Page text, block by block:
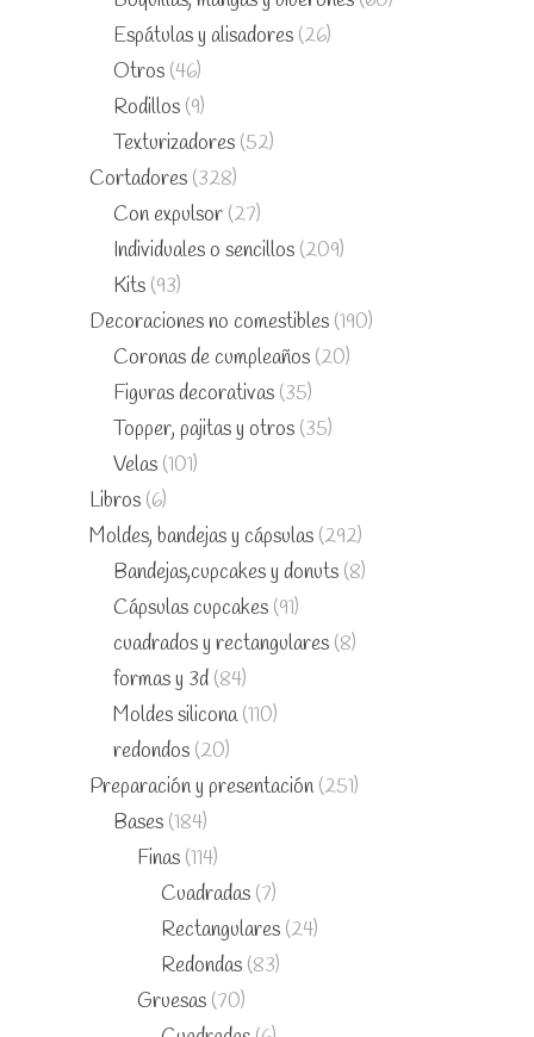
Espátulas y alisadores (26)
Otros (46)
Rodillos (9)
Texturizadores (52)
Cortadores (328)
Con expulsor (27)
Individuales o sencillos (209)
Kits (93)
Decoraciones no comestibles (190)
Coronas de cumpleaños (20)
Figuras decorativas (35)
Topper, pajitas y otros (35)
Velas (101)
Libros (6)
Moldes, bandejas y cápsulas (292)
Bandejas,cupcakes y donuts (8)
Cápsulas cupcakes (91)
cuadrados y rectangulares (8)
formas y 3d (84)
Moldes silicona (110)
redondos (20)
Preparación y presentación (251)
Bases (184)
Finas (114)
Cuadradas (7)
Rectangulares (24)
Redondas (83)
Gruesas (70)